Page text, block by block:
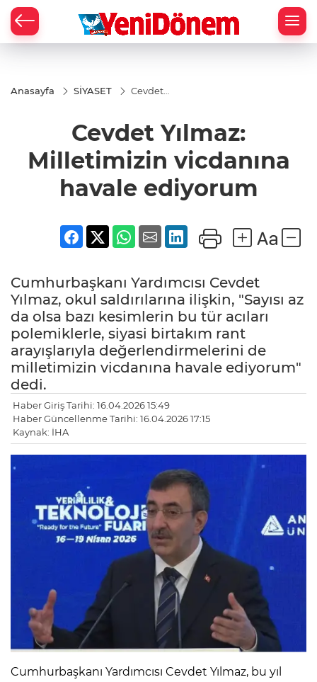
Anasayfa SİYASET
Cevdet
vicdanına
havale
Cevdet Yılmaz:
Milletimizin vicdanına
havale ediyorum
Cumhurbaşkanı Yardımcısı Cevdet
Yılmaz, okul saldırılarına ilişkin, "Sayısı az
da olsa bazı kesimlerin bu tür acıları
polemiklerle, siyasi birtakım rant
arayışlarıyla değerlendirmelerini de
milletimizin vicdanına havale ediyorum"
dedi.
Haber Giriş Tarihi: 16.04.2026 15:49
Haber Güncellenme Tarihi: 16.04.2026 17:15
Kaynak: İHA
Cumhurbaşkanı Yardımcısı Cevdet Yılmaz, bu yıl